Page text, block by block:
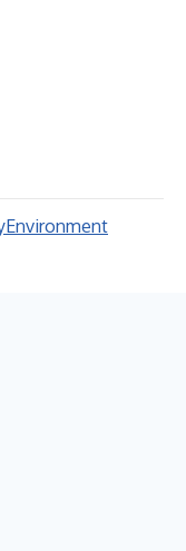
Environment